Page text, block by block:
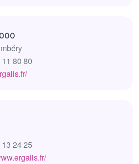
80 80
24 25